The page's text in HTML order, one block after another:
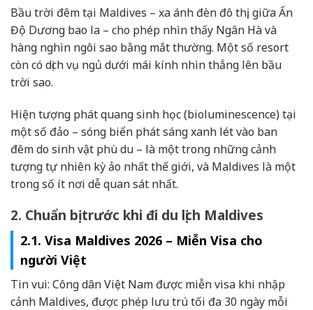
Bầu trời đêm tại Maldives – xa ánh đèn đô thị, giữa Ấn
Độ Dương bao la – cho phép nhìn thấy Ngân Hà và
hàng nghìn ngôi sao bằng mắt thường. Một số resort
còn có dịch vụ ngủ dưới mái kính nhìn thẳng lên bầu
trời sao.
Hiện tượng phát quang sinh học (bioluminescence) tại
một số đảo – sóng biển phát sáng xanh lét vào ban
đêm do sinh vật phù du – là một trong những cảnh
tượng tự nhiên kỳ ảo nhất thế giới, và Maldives là một
trong số ít nơi dễ quan sát nhất.
2. Chuẩn bị trước khi đi du lịch Maldives
2.1. Visa Maldives 2026 – Miễn Visa cho
người Việt
Tin vui: Công dân Việt Nam được miễn visa khi nhập
cảnh Maldives, được phép lưu trú tối đa 30 ngày mỗi